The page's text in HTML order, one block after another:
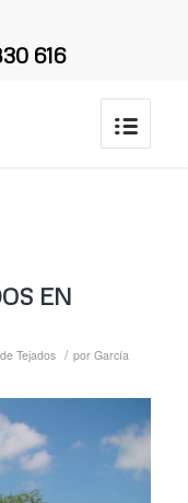
616
EN
Tejados / por García